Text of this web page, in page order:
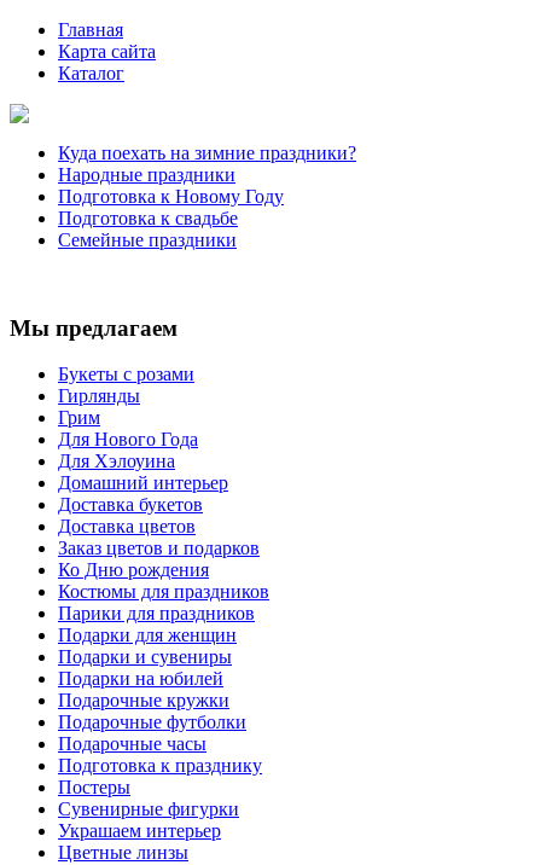
Главная
Карта сайта
Каталог
Куда поехать на зимние праздники?
Народные праздники
Подготовка к Новому Году
Подготовка к свадьбе
Семейные праздники
Мы предлагаем
Букеты с розами
Гирлянды
Грим
Для Нового Года
Для Хэлоуина
Домашний интерьер
Доставка букетов
Доставка цветов
Заказ цветов и подарков
Ко Дню рождения
Костюмы для праздников
Парики для праздников
Подарки для женщин
Подарки и сувениры
Подарки на юбилей
Подарочные кружки
Подарочные футболки
Подарочные часы
Подготовка к празднику
Постеры
Сувенирные фигурки
Украшаем интерьер
Цветные линзы